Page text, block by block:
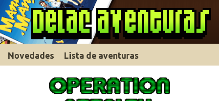
Novedades Lista de aventuras